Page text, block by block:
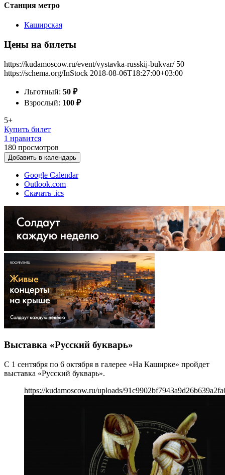
Станция метро
Каширская
Цены на билеты
https://kudamoscow.ru/event/vystavka-russkij-bukvar/ 50
https://schema.org/InStock 2018-08-06T18:27:00+03:00
Льготный: 50 ₽
Взрослый: 100 ₽
5+
Купить билет
1 нравится
180 просмотров
Добавить в календарь
Google Calendar
Outlook.com
Скачать .ics
Выставка «Русский букварь»
С 1 сентября по 6 октября в галерее «На Каширке» пройдет
выставка «Русский букварь».
https://kudamoscow.ru/uploads/